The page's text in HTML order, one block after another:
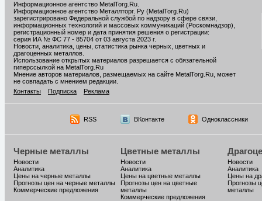
Информационное агентство MetalTorg.Ru
Информационное агентство Металлторг. Ру (MetalTorg.Ru)
зарегистрировано Федеральной службой по надзору в сфере связи,
информационных технологий и массовых коммуникаций (Роскомнадзор),
регистрационный номер и дата принятия решения о регистрации:
серия ИА № ФС 77 - 85704 от 03 августа 2023 г.
Новости, аналитика, цены, статистика рынка черных, цветных и
драгоценных металлов.
Использование открытых материалов разрешается с обязательной
гиперссылкой на MetalTorg.Ru
Мнение авторов материалов, размещаемых на сайте MetalTorg.Ru, может
не совпадать с мнением редакции.
Контакты
Подписка Реклама
RSS ВКонтакте Одноклассники
Черные металлы
Новости
Аналитика
Цены на черные металлы
Прогнозы цен на черные металлы
Коммерческие предложения
Цветные металлы
Новости
Аналитика
Цены на цветные металлы
Прогнозы цен на цветные
металлы
Коммерческие предложения
Новости
Аналитика
Цены на
Прогнозы
металлы